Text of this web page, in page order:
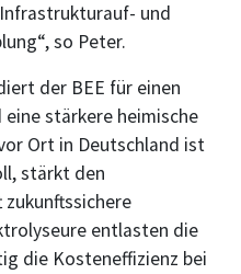
und
so Peter.
der BEE für einen
stärkere heimische
Ort in Deutschland ist
stärkt den
entlasten die
die Kosteneffizienz bei